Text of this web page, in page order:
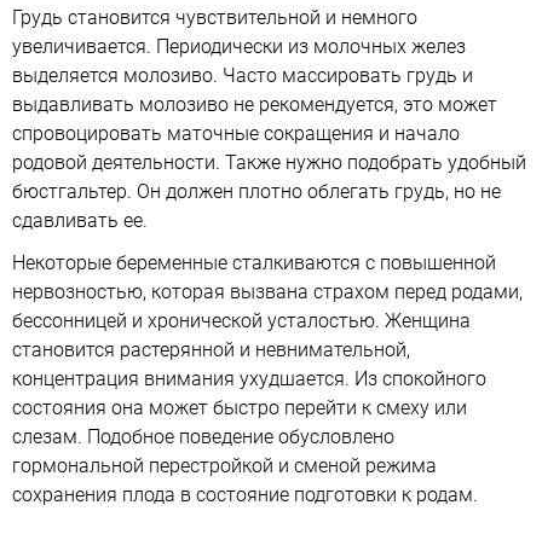
Грудь становится чувствительной и немного
увеличивается. Периодически из молочных желез
выделяется молозиво. Часто массировать грудь и
выдавливать молозиво не рекомендуется, это может
спровоцировать маточные сокращения и начало
родовой деятельности. Также нужно подобрать удобный
бюстгальтер. Он должен плотно облегать грудь, но не
сдавливать ее.
Некоторые беременные сталкиваются с повышенной
нервозностью, которая вызвана страхом перед родами,
бессонницей и хронической усталостью. Женщина
становится растерянной и невнимательной,
концентрация внимания ухудшается. Из спокойного
состояния она может быстро перейти к смеху или
слезам. Подобное поведение обусловлено
гормональной перестройкой и сменой режима
сохранения плода в состояние подготовки к родам.